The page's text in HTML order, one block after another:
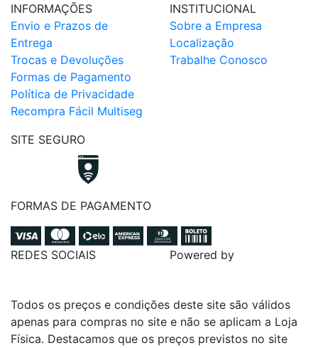
INFORMAÇÕES
Envio e Prazos de
Entrega
Trocas e Devoluções
Formas de Pagamento
Política de Privacidade
Recompra Fácil Multiseg
INSTITUCIONAL
Sobre a Empresa
Localização
Trabalhe Conosco
SITE SEGURO
FORMAS DE PAGAMENTO
REDES SOCIAIS Powered by
Todos os preços e condições deste site são válidos
apenas para compras no site e não se aplicam a Loja
Física. Destacamos que os preços previstos no site